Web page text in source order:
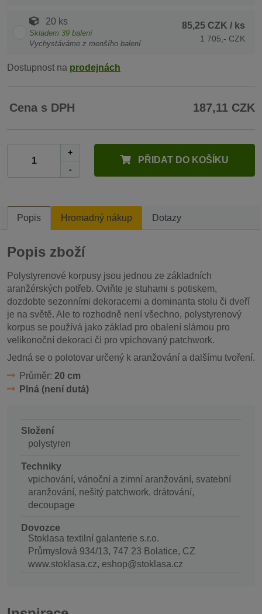
20 ks
Skladem 39 balení
Vychystáváme z menšího balení
85,25 CZK / ks
1 705,- CZK
Dostupnost na prodejnách
Cena s DPH 187,11 CZK
+
-
PŘIDAT DO KOŠÍKU
Popis Hromadný nákup Dotazy
Popis zboží
Polystyrenové korpusy jsou jednou ze základních
aranžérských potřeb. Oviňte je stuhami s potiskem,
dozdobte sezonními dekoracemi a dominanta stolu či dveří
je na světě. Ale to rozhodně není všechno, polystyrenový
korpus se používá jako základ pro obalení slámou pro
velikonoční dekoraci či pro vpichovaný patchwork.
Jedná se o polotovar určený k aranžování a dalšímu tvoření.
Průměr: 20 cm
Plná (není dutá)
Složení
polystyren
Techniky
vpichování, vánoční a zimní aranžování, svatební
aranžování, nešitý patchwork, drátování,
decoupage
Dovozce
Stoklasa textilní galanterie s.r.o.
Průmyslová 934/13, 747 23 Bolatice, CZ
www.stoklasa.cz, eshop@stoklasa.cz